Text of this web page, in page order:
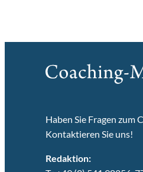
Haben Sie Fragen zum
Kontaktieren Sie uns!
Redaktion: